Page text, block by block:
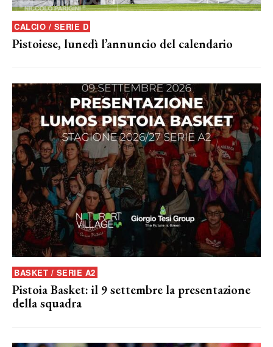
CALCIO / SERIE D
Pistoiese, lunedì l’annuncio del calendario
BASKET / SERIE A2
Pistoia Basket: il 9 settembre la presentazione
della squadra